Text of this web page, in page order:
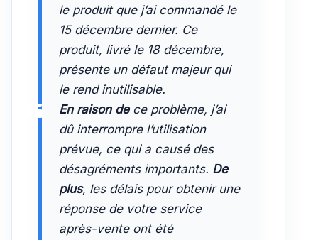
le produit que j’ai commandé le
15 décembre dernier. Ce
produit, livré le 18 décembre,
présente un défaut majeur qui
le rend inutilisable.
En raison dece problème, j’ai
dû interrompre l’utilisation
prévue, ce qui a causé des
désagréments importants. De
plus, les délais pour obtenir une
réponse de votre service
après-vente ont été